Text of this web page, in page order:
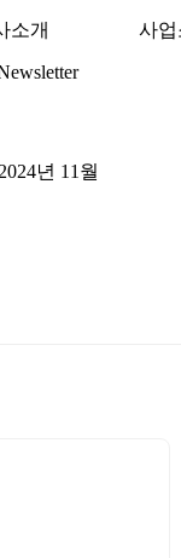
소개 사업
년 11월